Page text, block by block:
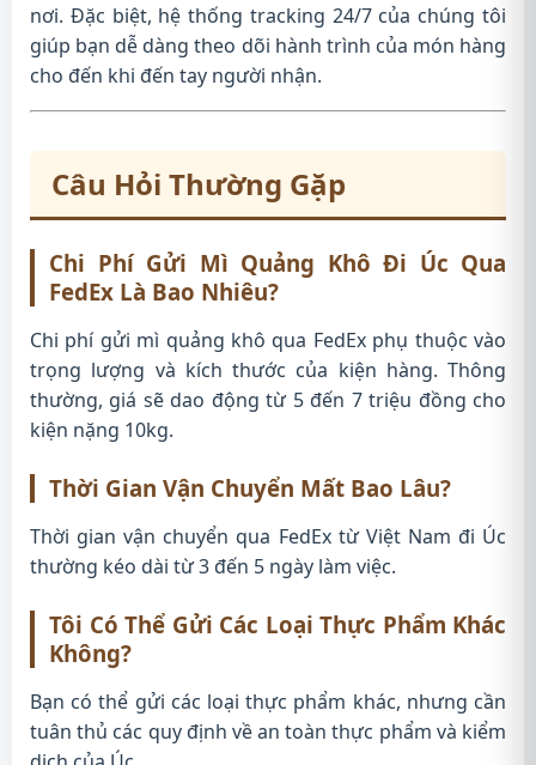
nơi. Đặc biệt, hệ thống tracking 24/7 của chúng tôi
giúp bạn dễ dàng theo dõi hành trình của món hàng
cho đến khi đến tay người nhận.
Câu Hỏi Thường Gặp
Chi Phí Gửi Mì Quảng Khô Đi Úc Qua
FedEx Là Bao Nhiêu?
Chi phí gửi mì quảng khô qua FedEx phụ thuộc vào
trọng lượng và kích thước của kiện hàng. Thông
thường, giá sẽ dao động từ 5 đến 7 triệu đồng cho
kiện nặng 10kg.
Thời Gian Vận Chuyển Mất Bao Lâu?
Thời gian vận chuyển qua FedEx từ Việt Nam đi Úc
thường kéo dài từ 3 đến 5 ngày làm việc.
Tôi Có Thể Gửi Các Loại Thực Phẩm Khác
Không?
Bạn có thể gửi các loại thực phẩm khác, nhưng cần
tuân thủ các quy định về an toàn thực phẩm và kiểm